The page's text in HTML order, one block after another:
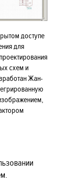
доступе
для
схем и
Жан-